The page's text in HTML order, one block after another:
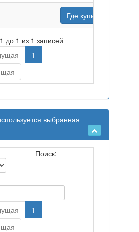
Где купить
до 1 из 1 записей
1
выбранная
Поиск:
1